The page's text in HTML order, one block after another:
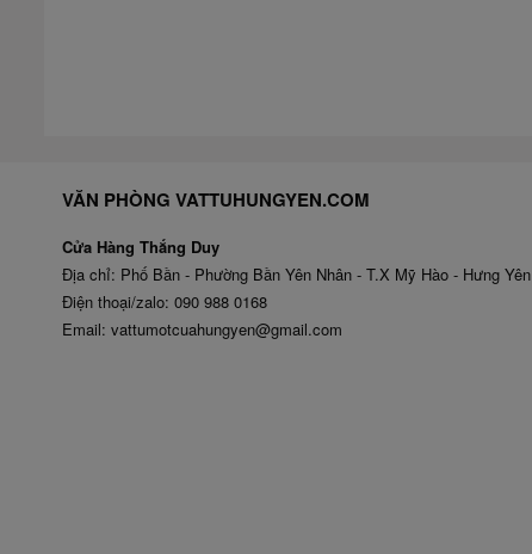
VĂN PHÒNG VATTUHUNGYEN.COM
Cửa Hàng Thắng Duy
Địa chỉ: Phố Bần - Phường Bần Yên Nhân - T.X Mỹ Hào - Hưng Yên
Điện thoại/zalo: 090 988 0168
Email: vattumotcuahungyen@gmail.com